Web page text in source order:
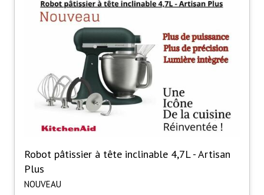
Robot pâtissier à tête inclinable 4,7L - Artisan
Plus
NOUVEAU